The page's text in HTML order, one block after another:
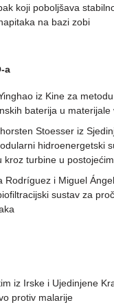
koji poboljšava
na bazi zobi
a
iz Kine za
baterija u
Stoesser iz
hidroenergetski
kroz turbine u
Rodríguez i Miguel
sustav za
iz Irske i Ujedinjene
protiv malarije